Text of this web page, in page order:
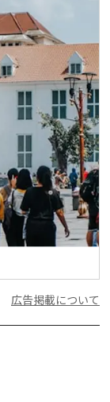
広告掲載について